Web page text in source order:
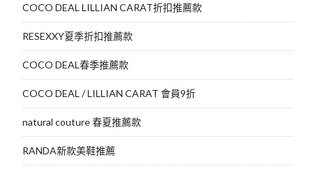
COCO DEAL LILLIAN CARAT折扣推薦款
RESEXXY夏季折扣推薦款
COCO DEAL春季推薦款
COCO DEAL / LILLIAN CARAT 會員9折
natural couture 春夏推薦款
RANDA新款美鞋推薦